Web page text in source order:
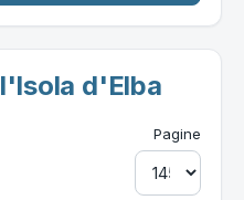
d'Elba
Pagine